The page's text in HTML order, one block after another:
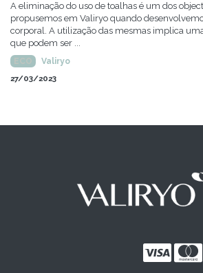
A eliminação do uso de toalhas é um dos
propusemos em Valiryo quando
corporal. A utilização das mesmas implica
que podem ser ...
ECO
Valiryo
27/03/2023